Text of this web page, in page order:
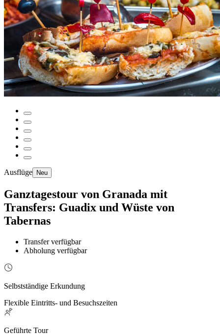
Ausflüge Neu
Ganztagestour von Granada mit
Transfers: Guadix und Wüste von
Tabernas
Transfer verfügbar
Abholung verfügbar
Selbstständige Erkundung
Flexible Eintritts- und Besuchszeiten
Geführte Tour